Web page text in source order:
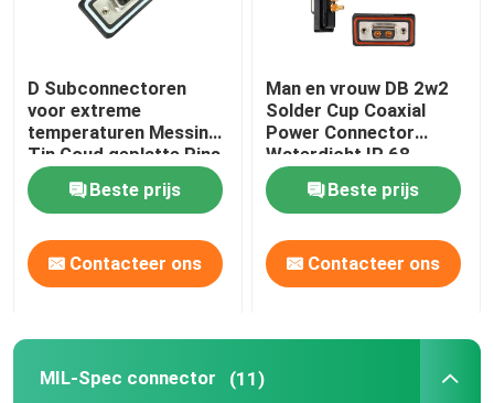
D Subconnectoren
voor extreme
temperaturen Messing
Tin Goud geplatte Pins
IP68 Waterdicht -55°C
tot 125°CBeste prijs
Contacteer ons
Man en vrouw DB 2w2
Solder Cup Coaxial
Power Connector
Waterdicht IP 68
Beste prijs
Contacteer ons
MIL-Spec connector (11)